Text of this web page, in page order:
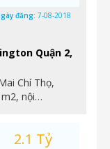
Quận 2,
Chí Thọ,
nội…
đăng: 7-08-2018
2.1 Tỷ